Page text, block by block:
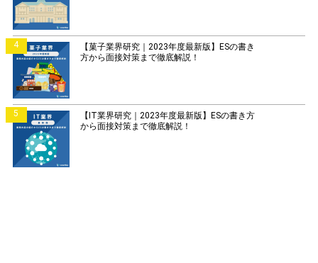
4
【菓子業界研究｜2023年度最新版】ESの書き
方から面接対策まで徹底解説！
5
【IT業界研究｜2023年度最新版】ESの書き方
から面接対策まで徹底解説！